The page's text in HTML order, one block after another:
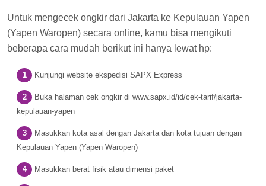
Untuk mengecek ongkir dari Jakarta ke Kepulauan Yapen
(Yapen Waropen) secara online, kamu bisa mengikuti
beberapa cara mudah berikut ini hanya lewat hp:
Kunjungi website ekspedisi SAPX Express
Buka halaman cek ongkir di www.sapx.id/id/cek-tarif/jakarta-
kepulauan-yapen
Masukkan kota asal dengan Jakarta dan kota tujuan dengan
Kepulauan Yapen (Yapen Waropen)
Masukkan berat fisik atau dimensi paket